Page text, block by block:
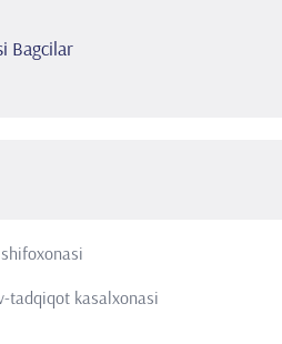
Bagcilar
tadqiqot kasalxonasi